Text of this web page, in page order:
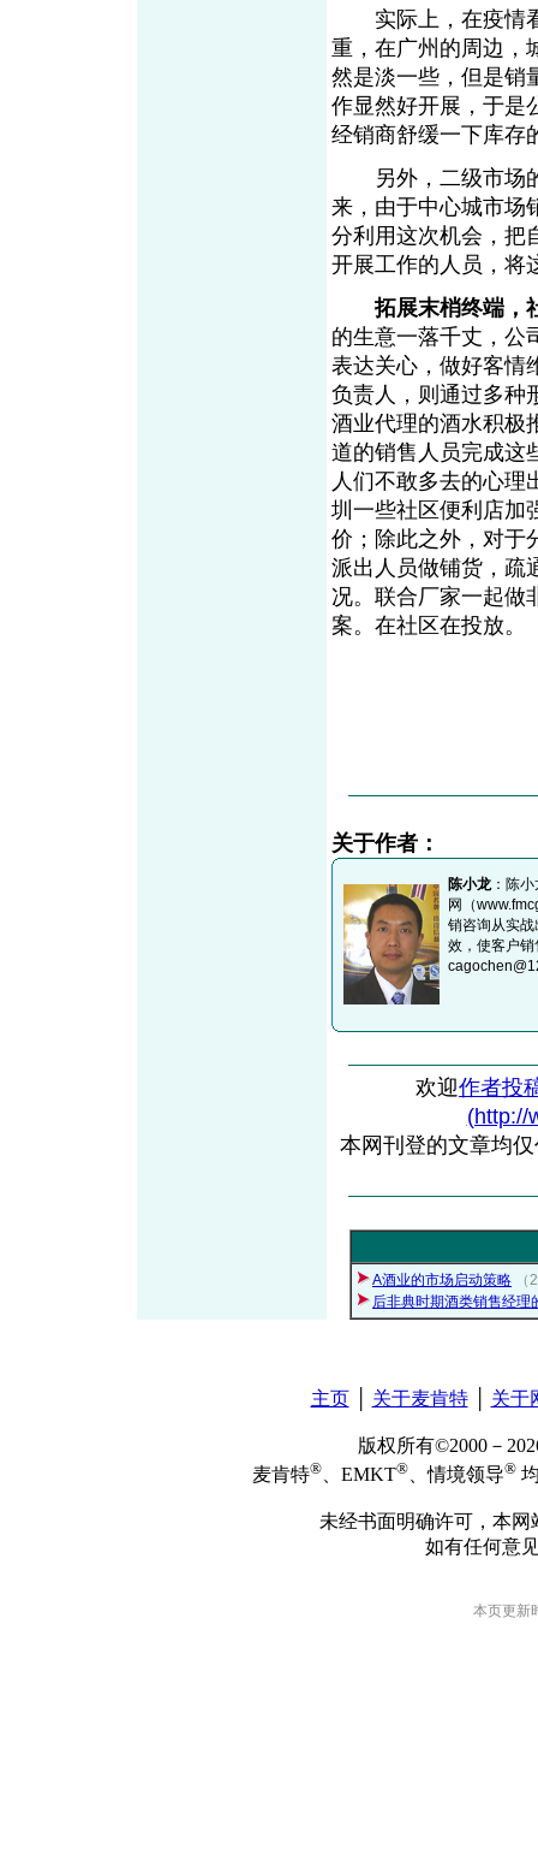
实际上，在疫情看
重，在广州的周边，
然是淡一些，但是销
作显然好开展，于是
经销商舒缓一下库存
另外，二级市场的
来，由于中心城市场
分利用这次机会，把
开展工作的人员，将
拓展末梢终端，
的生意一落千丈，公
表达关心，做好客情
负责人，则通过多种
酒业代理的酒水积极
道的销售人员完成这
人们不敢多去的心理
圳一些社区便利店加
价；除此之外，对于
派出人员做铺货，疏
况。联合厂家一起做
案。在社区在投放。
关于作者：
陈小龙：陈小
网（
销咨询从实
效，使客户
欢迎作者投
(http://
本网刊登的文章均
A酒业的市场启动策略
后非典时期酒类销售经理
主页│ 关于麦肯特│ 关于
版权所有©2000－
麦肯特® 、EMKT® 、情境领导®
未经书面明确许可，本
如有任何意
本页更新